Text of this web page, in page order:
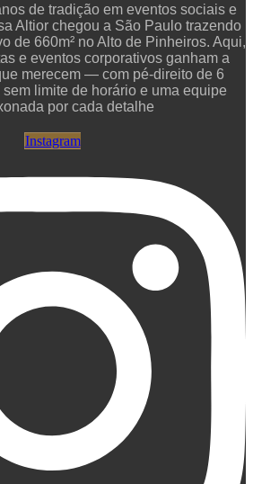
de tradição em eventos sociais e
Altior chegou a São Paulo trazendo
de 660m² no Alto de Pinheiros. Aqui,
e eventos corporativos ganham a
merecem — com pé-direito de 6
limite de horário e uma equipe
por cada detalhe
Instagram